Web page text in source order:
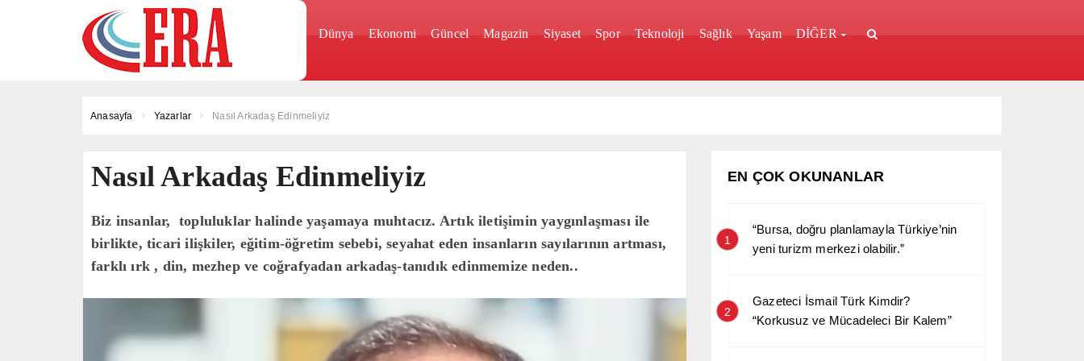
Dünya Ekonomi Güncel Magazin Siyaset Spor Teknoloji Sağlık Yaşam DİĞER
Anasayfa Yazarlar Nasıl Arkadaş Edinmeliyiz
Nasıl Arkadaş Edinmeliyiz
Biz insanlar, topluluklar halinde yaşamaya muhtacız. Artık iletişimin yaygınlaşması ile
birlikte, ticari ilişkiler, eğitim-öğretim sebebi, seyahat eden insanların sayılarının artması,
farklı ırk , din, mezhep ve coğrafyadan arkadaş-tanıdık edinmemize neden..
EN ÇOK OKUNANLAR
1
“Bursa, doğru planlamayla Türkiye’nin
yeni turizm merkezi olabilir.”
2
Gazeteci İsmail Türk Kimdir?
“Korkusuz ve Mücadeleci Bir Kalem”